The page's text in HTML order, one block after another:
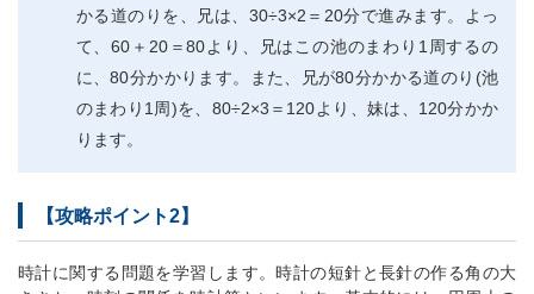
かる道のりを、兄は、30÷3×2＝20分で進みます。よっ
て、60＋20＝80より、兄はこの池のまわり1周するの
に、80分かかります。また、兄が80分かかる道のり(池
のまわり1周)を、80÷2×3＝120より、妹は、120分かか
ります。
【攻略ポイント2】
時計に関する問題を学習します。時計の短針と長針の作る角の大